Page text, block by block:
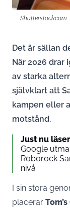
Shutterstock.com
Det är sällan
När 2026 drar
av starka
självklart att
kampen eller
motstånd.
Just nu
Google
Roborock
nivå
I sin stora
placerar